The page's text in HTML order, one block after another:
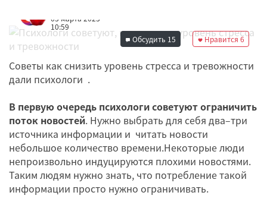
03 марта 2023
10:59
Нравится6
Обсудить 15
Советы как снизить уровень стресса и тревожности
дали психологи .
В первую очередь психологи советуют ограничить
поток новостей. Нужно выбрать для себя два–три
источника информации и читать новости
небольшое количество времени.Некоторые люди
непроизвольно индуцируются плохими новостями.
Таким людям нужно знать, что потребление такой
информации просто нужно ограничивать.